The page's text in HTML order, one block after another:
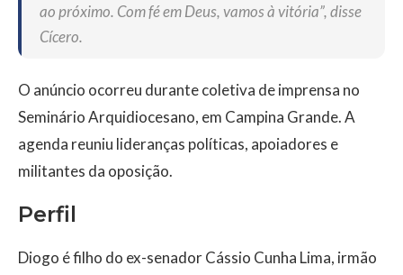
ao próximo. Com fé em Deus, vamos à vitória”, disse
Cícero.
O anúncio ocorreu durante coletiva de imprensa no
Seminário Arquidiocesano, em Campina Grande. A
agenda reuniu lideranças políticas, apoiadores e
militantes da oposição.
Perfil
Diogo é filho do ex-senador Cássio Cunha Lima, irmão